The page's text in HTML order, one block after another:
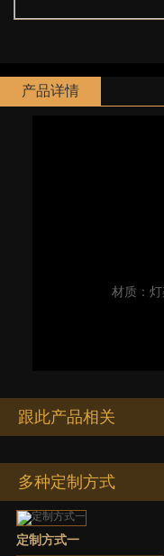
产品详情
材质：
跟此产品相关
多种定制方式
定制方式一